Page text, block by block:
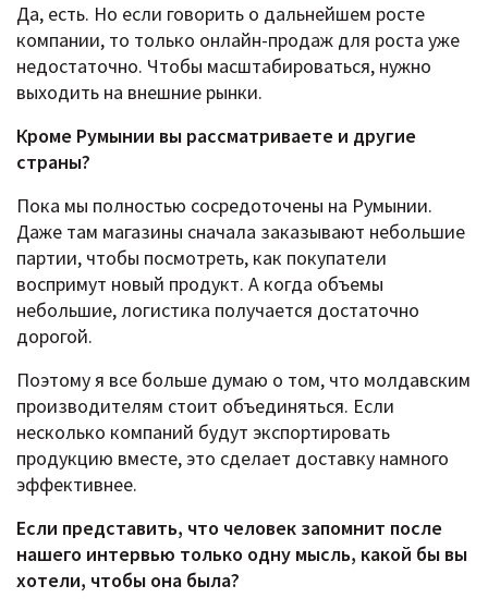
Да, есть. Но если говорить о дальнейшем росте
компании, то только онлайн-продаж для роста уже
недостаточно. Чтобы масштабироваться, нужно
выходить на внешние рынки.
Кроме Румынии вы рассматриваете и другие
страны?
Пока мы полностью сосредоточены на Румынии.
Даже там магазины сначала заказывают небольшие
партии, чтобы посмотреть, как покупатели
воспримут новый продукт. А когда объемы
небольшие, логистика получается достаточно
дорогой.
Поэтому я все больше думаю о том, что молдавским
производителям стоит объединяться. Если
несколько компаний будут экспортировать
продукцию вместе, это сделает доставку намного
эффективнее.
Если представить, что человек запомнит после
нашего интервью только одну мысль, какой бы вы
хотели, чтобы она была?